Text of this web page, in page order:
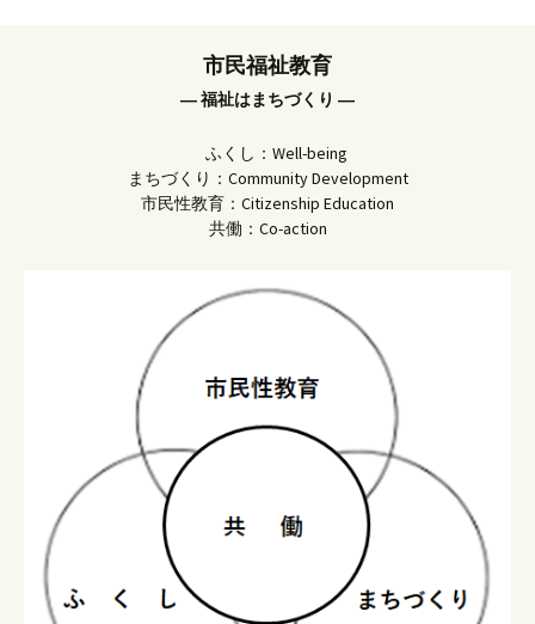
市民福祉教育
― 福祉はまちづくり ―
ふくし：Well-being
まちづくり：Community Development
市民性教育：Citizenship Education
共働：Co-action